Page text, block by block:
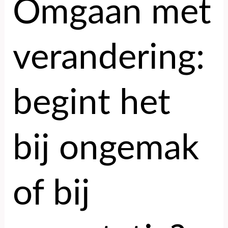
Omgaan met
verandering:
begint het
bij ongemak
of bij